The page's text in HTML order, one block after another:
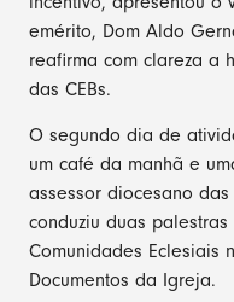
emérito, Dom Aldo
reafirma com clareza a
das CEBs.
O segundo dia de
um café da manhã e
assessor diocesano das
conduziu duas
Comunidades Eclesiais
Documentos da Igreja.